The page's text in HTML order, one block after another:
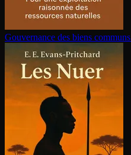
Gouvernance des biens communs